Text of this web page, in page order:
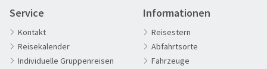
Clubreisen
Deutschland erleben
Die Welt entdecken
Service
Kontakt
Reisekalender
Individuelle Gruppenreisen
Informationen
Reisestern
Abfahrtsorte
Fahrzeuge